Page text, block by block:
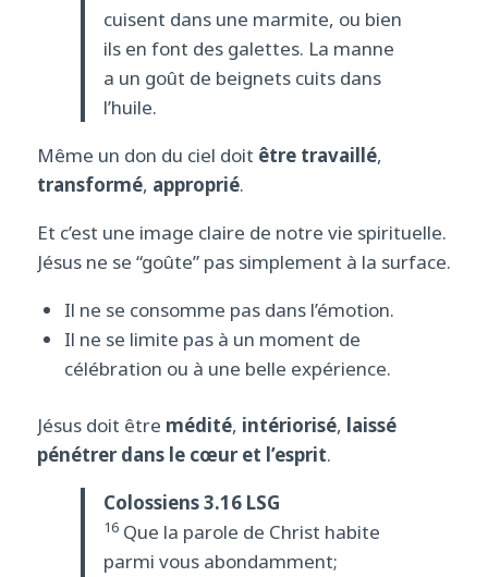
cuisent dans une marmite, ou bien
ils en font des galettes. La manne
a un goût de beignets cuits dans
l’huile.
Même un don du ciel doit être travaillé,
transformé, approprié.
Et c’est une image claire de notre vie spirituelle.
Jésus ne se “goûte” pas simplement à la surface.
Il ne se consomme pas dans l’émotion.
Il ne se limite pas à un moment de
célébration ou à une belle expérience.
Jésus doit être médité, intériorisé, laissé
pénétrer dans le cœur et l’esprit.
Colossiens 3.16 LSG
16Que la parole de Christ habite
parmi vous abondamment;